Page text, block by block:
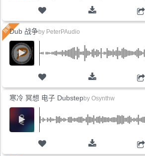
Dub 战争by PeterPAudio
寒冷 冥想 电子 Dubstepby Osynthw